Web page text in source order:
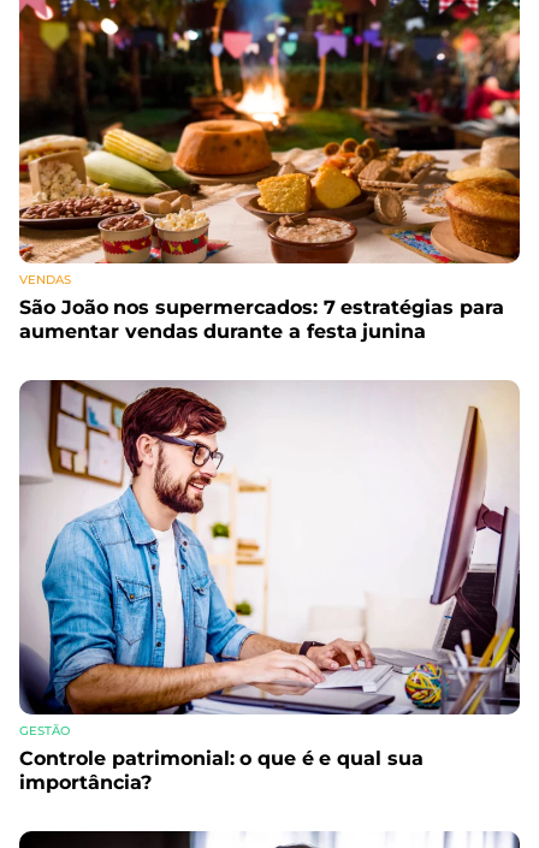
VENDAS
São João nos supermercados: 7 estratégias para
aumentar vendas durante a festa junina
GESTÃO
Controle patrimonial: o que é e qual sua
importância?